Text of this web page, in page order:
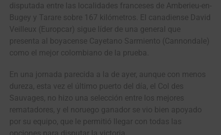
disputada entre las localidades franceses de Amberieu-en-
Bugey y Tarare sobre 167 kilómetros. El canadiense David
Veilleux (Europcar) sigue líder de una general que
presenta al boyacense Cayetano Sarmiento (Cannondale)
como el mejor colombiano de la prueba.
En una jornada parecida a la de ayer, aunque con menos
dureza, esta vez el último puerto del día, el Col des
Sauvages, no hizo una selección entre los mejores
rematadores, y el noruego ganador se vio bien apoyado
por su equipo, que le permitió llegar con todas las
opciones para disputar la victoria.